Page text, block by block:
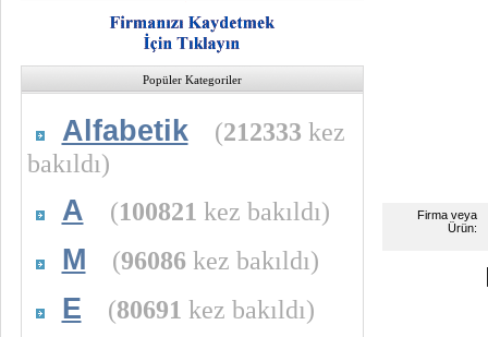
Popüler Kategoriler
Alfabetik (212333 kez
bakıldı)
A (100821 kez bakıldı)
M (96086 kez bakıldı)
E (80691 kez bakıldı)
Firma veya
Ürün: